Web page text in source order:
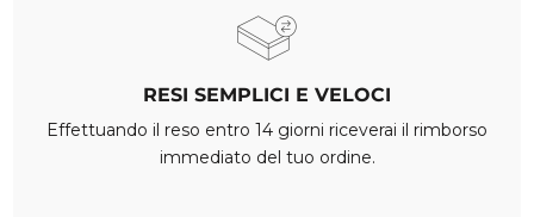
RESI SEMPLICI E VELOCI
Effettuando il reso entro 14 giorni riceverai il rimborso
immediato del tuo ordine.